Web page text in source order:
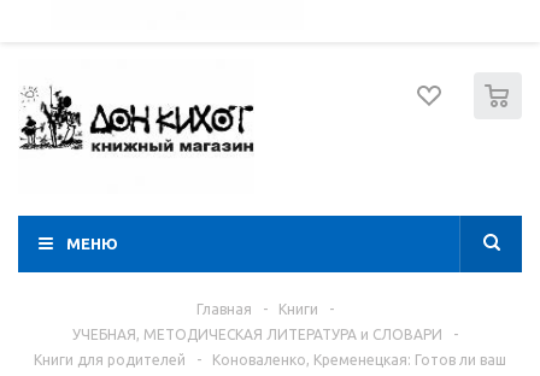
МЕНЮ
Главная - Книги
-
УЧЕБНАЯ, МЕТОДИЧЕСКАЯ ЛИТЕРАТУРА и СЛОВАРИ
-
Книги для родителей
-
Коноваленко, Кременецкая: Готов ли ваш